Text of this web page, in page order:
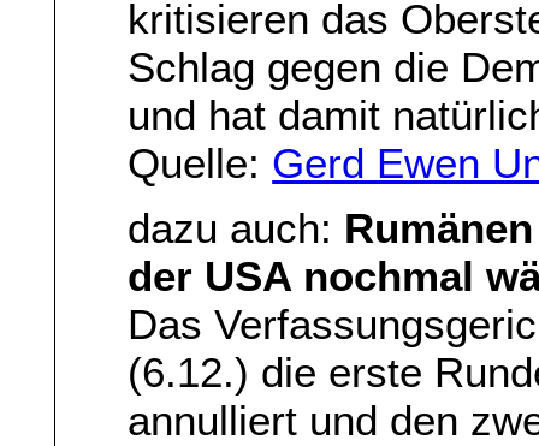
kritisieren das
Schlag gegen die
und hat damit
Quelle: Gerd Ewen
dazu auch:
der USA nochmal
Das
(6.12.) die erste
annulliert und den